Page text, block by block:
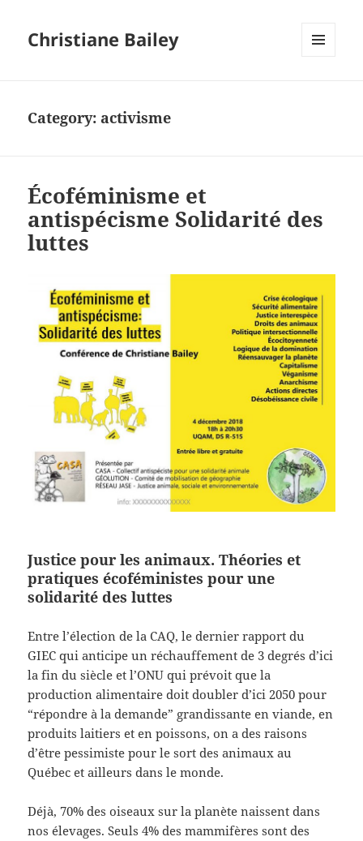
Christiane Bailey
Category: activisme
Écoféminisme et
antispécisme Solidarité des
luttes
Justice pour les animaux. Théories et
pratiques écoféministes pour une
solidarité des luttes
Entre l’élection de la CAQ, le dernier rapport du
GIEC qui anticipe un réchauffement de 3 degrés d’ici
la fin du siècle et l’ONU qui prévoit que la
production alimentaire doit doubler d’ici 2050 pour
“répondre à la demande” grandissante en viande, en
produits laitiers et en poissons, on a des raisons
d’être pessimiste pour le sort des animaux au
Québec et ailleurs dans le monde.
Déjà, 70% des oiseaux sur la planète naissent dans
nos élevages. Seuls 4% des mammifères sont des